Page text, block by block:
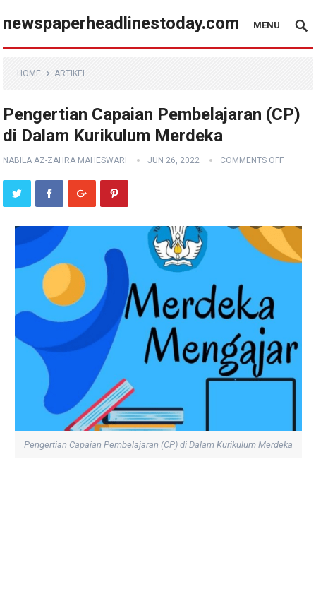
newspaperheadlinestoday.com MENU
HOME ARTIKEL
Pengertian Capaian Pembelajaran (CP)
di Dalam Kurikulum Merdeka
NABILA AZ-ZAHRA MAHESWARI JUN 26, 2022 COMMENTS OFF
Pengertian Capaian Pembelajaran (CP) di Dalam Kurikulum Merdeka